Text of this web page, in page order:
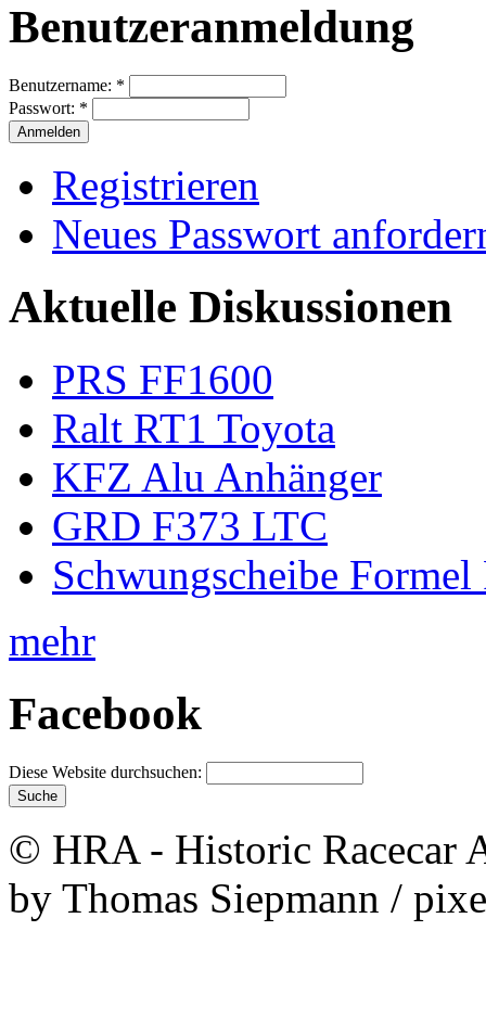
Benutzeranmeldung
Benutzername: *
Passwort: *
Registrieren
Neues Passwort
Aktuelle Diskussionen
PRS FF1600
Ralt RT1 Toyota
KFZ Alu Anhänger
GRD F373 LTC
Schwungscheibe Formel
mehr
Facebook
Diese Website durchsuchen:
© HRA - Historic Racecar
by Thomas Siepmann /